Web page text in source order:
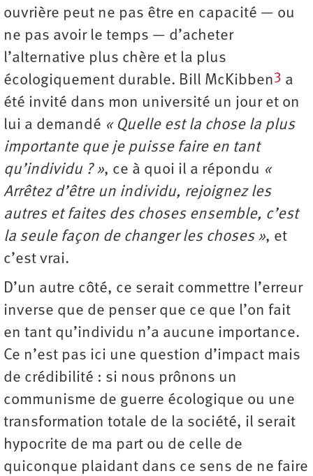
ouvrière peut ne pas être en capacité — ou
ne pas avoir le temps — d’acheter
l’alternative plus chère et la plus
écologiquement durable. Bill McKibben3 a
été invité dans mon université un jour et on
lui a demandé « Quelle est la chose la plus
importante que je puisse faire en tant
qu’individu ? », ce à quoi il a répondu «
Arrêtez d’être un individu, rejoignez les
autres et faites des choses ensemble, c’est
la seule façon de changer les choses », et
c’est vrai.
D’un autre côté, ce serait commettre l’erreur
inverse que de penser que ce que l’on fait
en tant qu’individu n’a aucune importance.
Ce n’est pas ici une question d’impact mais
de crédibilité : si nous prônons un
communisme de guerre écologique ou une
transformation totale de la société, il serait
hypocrite de ma part ou de celle de
quiconque plaidant dans ce sens de ne faire